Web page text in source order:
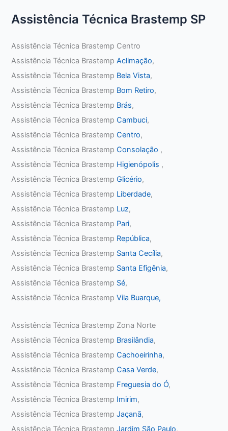
Assistência Técnica Brastemp SP
Assistência Técnica Brastemp Centro
Assistência Técnica BrastempAclimação,
Assistência Técnica Brastemp Bela Vista,
Assistência Técnica Brastemp Bom Retiro,
Assistência Técnica Brastemp Brás,
Assistência Técnica BrastempCambuci,
Assistência Técnica BrastempCentro,
Assistência Técnica BrastempConsolação ,
Assistência Técnica Brastemp Higienópolis ,
Assistência Técnica BrastempGlicério,
Assistência Técnica Brastemp Liberdade,
Assistência Técnica Brastemp Luz,
Assistência Técnica Brastemp Pari,
Assistência Técnica Brastemp República,
Assistência Técnica Brastemp Santa Cecília,
Assistência Técnica Brastemp Santa Efigênia,
Assistência Técnica Brastemp Sé,
Assistência Técnica BrastempVila Buarque,
Assistência Técnica Brastemp Zona Norte
Assistência Técnica Brastemp Brasilândia,
Assistência Técnica BrastempCachoeirinha,
Assistência Técnica BrastempCasa Verde,
Assistência Técnica Brastemp Freguesia do Ó,
Assistência Técnica Brastemp Imirim,
Assistência Técnica BrastempJaçanã,